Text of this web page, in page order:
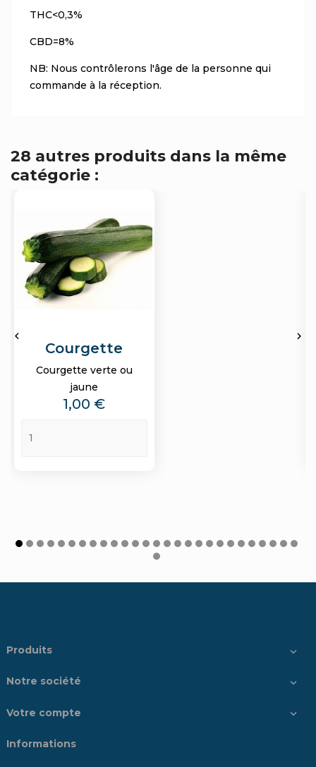
THC<0,3%
CBD=8%
NB: Nous contrôlerons l'âge de la personne qui
commande à la réception.
28 autres produits dans la même
catégorie :
Courgette
Courgette verte ou
jaune
Prix
1,00 €
 
Produits 
Notre société 
Votre compte 
Informations